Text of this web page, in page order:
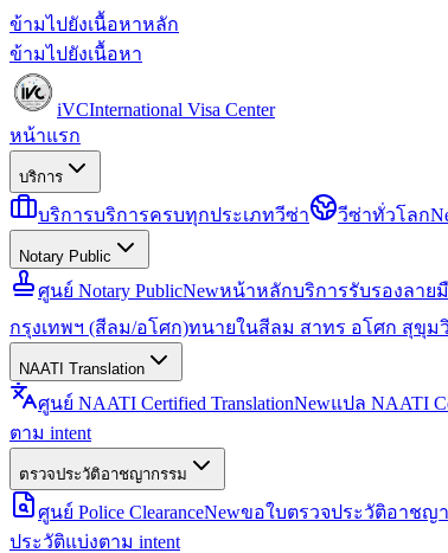
ข้ามไปยังเนื้อหาหลัก
ข้ามไปยังเนื้อหา
iVCInternational Visa Center
หน้าแรก
บริการ
บริการบริการครบทุกประเภทวีซ่า วีซ่าทั่วโลก
Notary Public
ศูนย์ Notary PublicNewหน้าหลักบริการรับรองลาย
กรุงเทพฯ (สีลม/อโศก)ทนายในสีลม สาทร อโศก สุขุม
NAATI Translation
ศูนย์ NAATI Certified TranslationNewแปล NAATI
ตาม intent
ตรวจประวัติอาชญากรรม
ศูนย์ Police ClearanceNewขอใบตรวจประวัติอาชญา
ประวัติแบ่งตาม intent